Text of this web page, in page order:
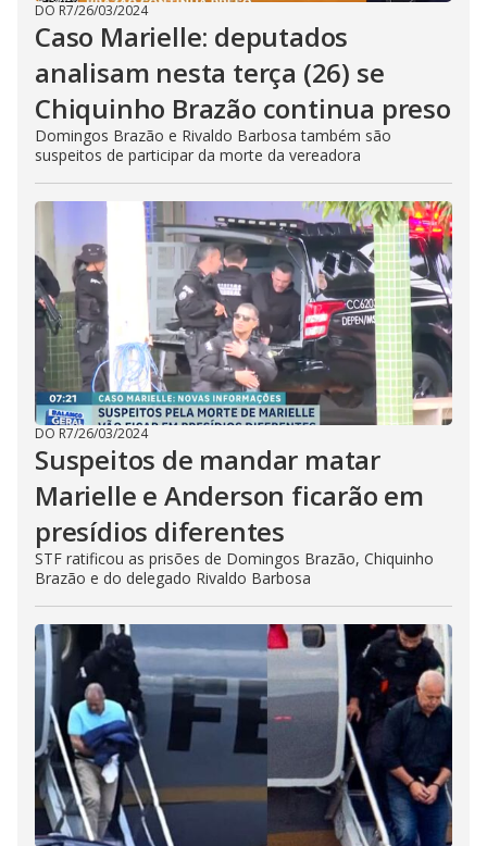
DO R7/26/03/2024
Caso Marielle: deputados
analisam nesta terça (26) se
Chiquinho Brazão continua preso
Domingos Brazão e Rivaldo Barbosa também são
suspeitos de participar da morte da vereadora
DO R7/26/03/2024
Suspeitos de mandar matar
Marielle e Anderson ficarão em
presídios diferentes
STF ratificou as prisões de Domingos Brazão, Chiquinho
Brazão e do delegado Rivaldo Barbosa